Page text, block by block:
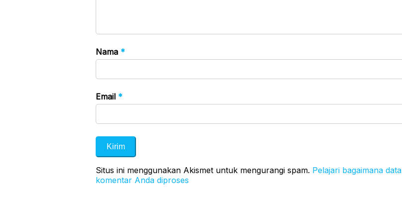
Nama *
Email *
Situs ini menggunakan Akismet untuk mengurangi spam. Pelajari bagaimana data
komentar Anda diproses